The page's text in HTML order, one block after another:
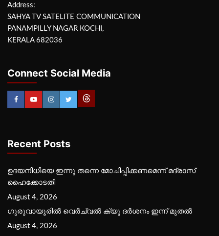
Address:
SAHYA TV SATELITE COMMUNICATION
PANAMPILLY NAGAR KOCHI,
KERALA 682036
Connect Social Media
Recent Posts
ഉദയനിധിയെ ഇന്നു തന്നെ മോചിപ്പിക്കണമെന്ന് മദ്രാസ്
ഹൈക്കോടതി
August 4, 2026
ഗുരുവായൂരില്‍ വെര്‍ച്വല്‍ ക്യൂ ദര്‍ശനം ഇന്ന് മുതല്‍
August 4, 2026